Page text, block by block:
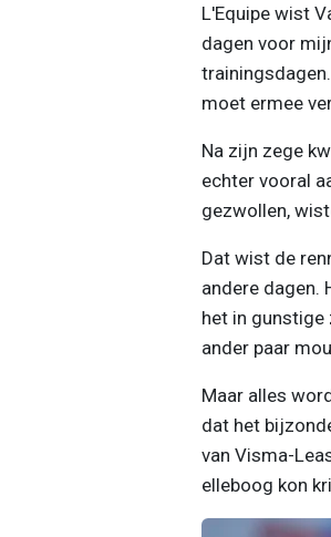
L'Equipe wist
dagen voor
moet ermee
Na zijn zege
echter vooral
gezwollen,
Dat wist de
andere dagen.
het in gunstige
ander paar
Maar alles
dat het
van Visma-
elleboog kon